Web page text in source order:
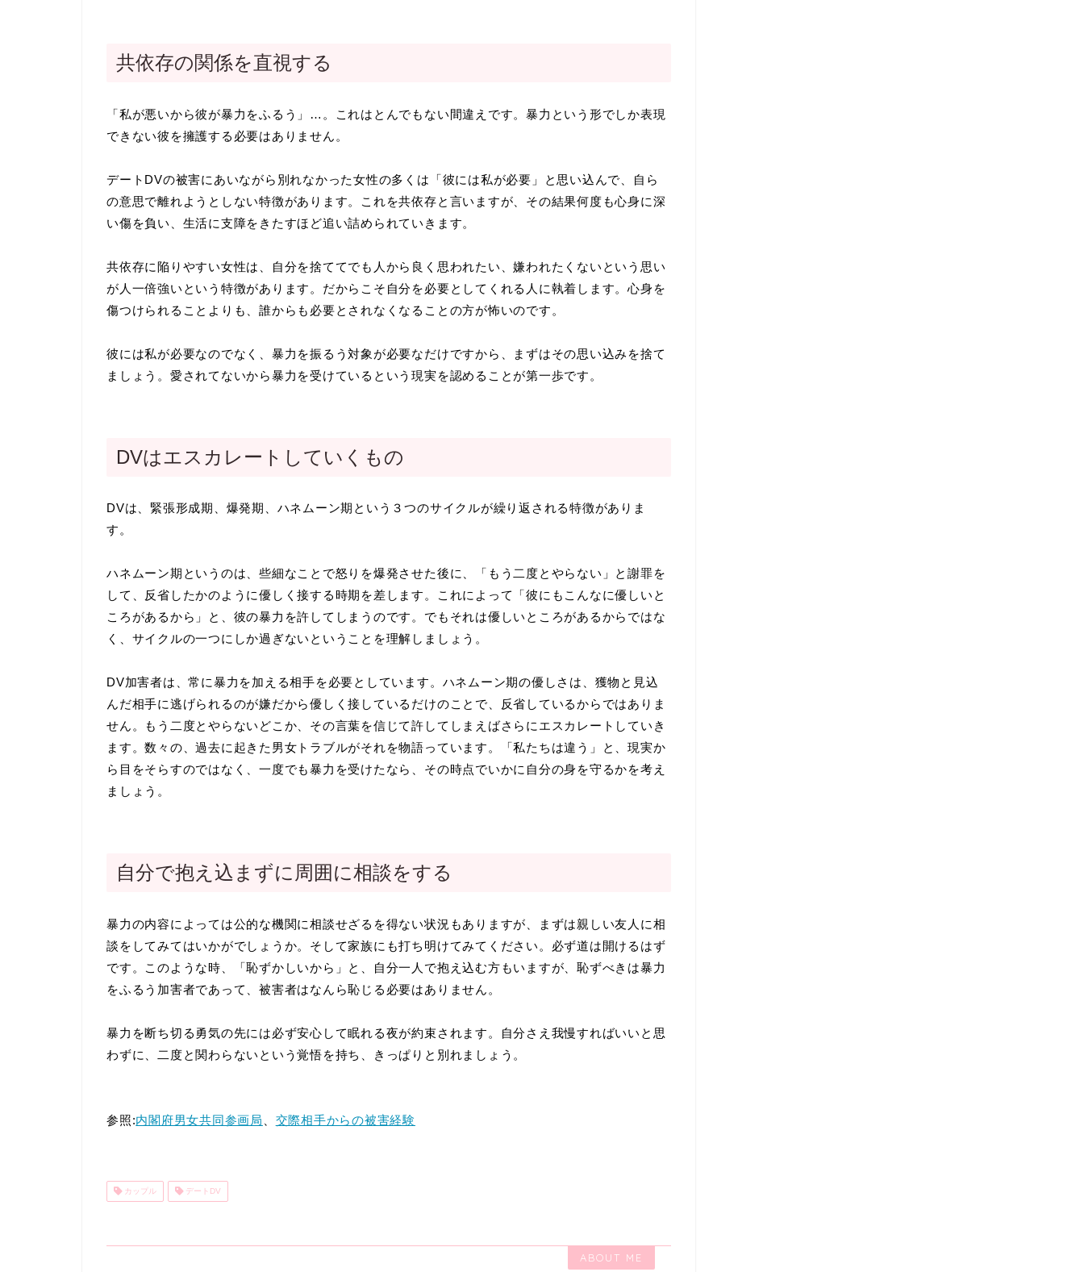
共依存の関係を直視する
「私が悪いから彼が暴力をふるう」…。これはとんでもない間違えです。暴力という形でしか表現
できない彼を擁護する必要はありません。
デートDVの被害にあいながら別れなかった女性の多くは「彼には私が必要」と思い込んで、自ら
の意思で離れようとしない特徴があります。これを共依存と言いますが、その結果何度も心身に深
い傷を負い、生活に支障をきたすほど追い詰められていきます。
共依存に陥りやすい女性は、自分を捨ててでも人から良く思われたい、嫌われたくないという思い
が人一倍強いという特徴があります。だからこそ自分を必要としてくれる人に執着します。心身を
傷つけられることよりも、誰からも必要とされなくなることの方が怖いのです。
彼には私が必要なのでなく、暴力を振るう対象が必要なだけですから、まずはその思い込みを捨て
ましょう。愛されてないから暴力を受けているという現実を認めることが第一歩です。
DVはエスカレートしていくもの
DVは、緊張形成期、爆発期、ハネムーン期という３つのサイクルが繰り返される特徴がありま
す。
ハネムーン期というのは、些細なことで怒りを爆発させた後に、「もう二度とやらない」と謝罪を
して、反省したかのように優しく接する時期を差します。これによって「彼にもこんなに優しいと
ころがあるから」と、彼の暴力を許してしまうのです。でもそれは優しいところがあるからではな
く、サイクルの一つにしか過ぎないということを理解しましょう。
DV加害者は、常に暴力を加える相手を必要としています。ハネムーン期の優しさは、獲物と見込
んだ相手に逃げられるのが嫌だから優しく接しているだけのことで、反省しているからではありま
せん。もう二度とやらないどこか、その言葉を信じて許してしまえばさらにエスカレートしていき
ます。数々の、過去に起きた男女トラブルがそれを物語っています。「私たちは違う」と、現実か
ら目をそらすのではなく、一度でも暴力を受けたなら、その時点でいかに自分の身を守るかを考え
ましょう。
自分で抱え込まずに周囲に相談をする
暴力の内容によっては公的な機関に相談せざるを得ない状況もありますが、まずは親しい友人に相
談をしてみてはいかがでしょうか。そして家族にも打ち明けてみてください。必ず道は開けるはず
です。このような時、「恥ずかしいから」と、自分一人で抱え込む方もいますが、恥ずべきは暴力
をふるう加害者であって、被害者はなんら恥じる必要はありません。
暴力を断ち切る勇気の先には必ず安心して眠れる夜が約束されます。自分さえ我慢すればいいと思
わずに、二度と関わらないという覚悟を持ち、きっぱりと別れましょう。
参照:内閣府男女共同参画局 交際相手からの被害経験
カップル デートDV
ABOUT ME